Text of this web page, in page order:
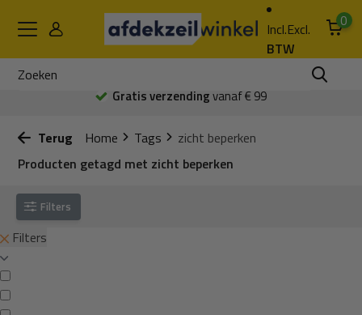
Incl.Excl.
BTW
0
Gratis verzendingvanaf € 99
Terug Home Tags
zicht beperken
Producten getagd met zicht beperken
Filters
Filters